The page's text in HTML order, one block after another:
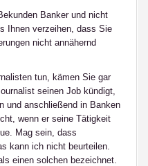
Banker und nicht
Ihnen verzeihen, dass Sie
nicht annähernd
tun, kämen Sie gar
seinen Job kündigt,
und anschließend in Banken
wenn er seine Tätigkeit
Mag sein, dass
kann ich nicht beurteilen.
einen solchen bezeichnet.